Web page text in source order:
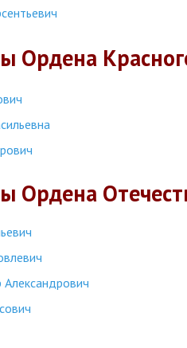
Ордена
Ордена
Александрович